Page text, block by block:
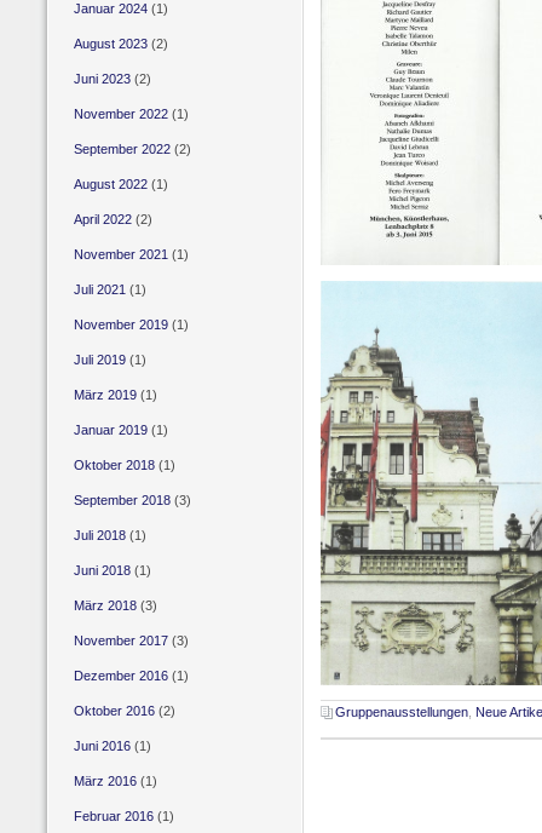
Gruppenausstellungen Neue
Januar 2024(1)
August 2023(2)
Juni 2023(2)
November 2022(1)
September 2022(2)
August 2022(1)
April 2022(2)
November 2021 (1)
Juli 2021 (1)
November 2019(1)
Juli 2019(1)
März 2019(1)
Januar 2019(1)
Oktober 2018(1)
September 2018(3)
Juli 2018(1)
Juni 2018(1)
März 2018(3)
November 2017(3)
Dezember 2016(1)
Oktober 2016(2)
Juni 2016(1)
März 2016(1)
Februar 2016(1)